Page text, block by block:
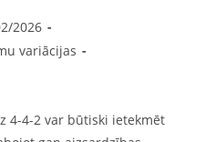
2026
variācijas
4-4-2 var būtiski ietekmēt